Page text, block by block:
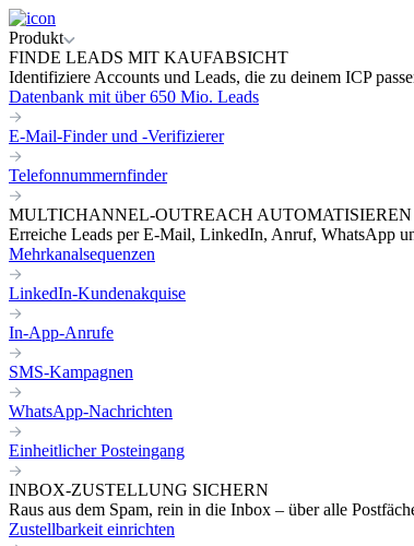
Produkt
FINDE LEADS MIT KAUFABSICHT
Identifiziere Accounts und Leads, die zu deinem ICP
Datenbank mit über 650 Mio. Leads
E-Mail-Finder und -Verifizierer
Telefonnummernfinder
MULTICHANNEL-OUTREACH AUTOMATISIEREN
Erreiche Leads per E-Mail, LinkedIn, Anruf, WhatsApp
Mehrkanalsequenzen
LinkedIn-Kundenakquise
In-App-Anrufe
SMS-Kampagnen
WhatsApp-Nachrichten
Einheitlicher Posteingang
INBOX-ZUSTELLUNG SICHERN
Raus aus dem Spam, rein in die Inbox – über alle
Zustellbarkeit einrichten